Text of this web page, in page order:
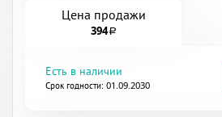
Цена продажи
394a
Есть в наличии
Срок годности: 01.09.2030